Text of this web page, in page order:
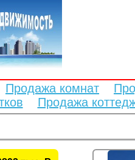
Продажа комнат
Продажа